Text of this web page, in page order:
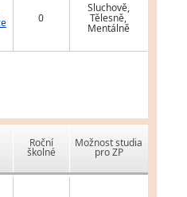
0
Sluchově,
Tělesně,
Mentálně
Roční
školné
Možnost studia
pro ZP